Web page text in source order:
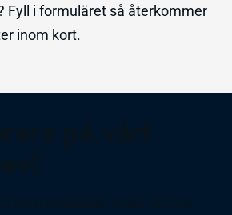
Fyll i formuläret så återkommer
inom kort.